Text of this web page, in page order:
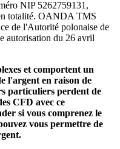
NIP 5262759131,
totalité. OANDA TMS
de l'Autorité polonaise de
autorisation du 26 avril
et comportent un
l'argent en raison de
particuliers perdent de
CFD avec ce
si vous comprenez le
vous permettre de